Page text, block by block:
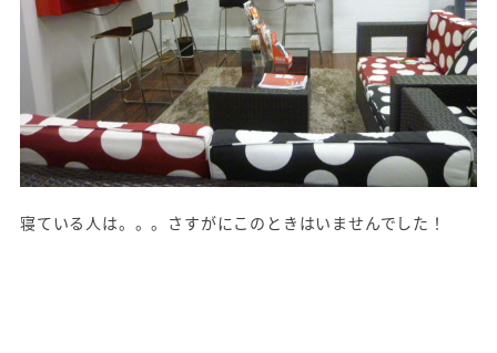
寝ている人は。。。さすがにこのときはいませんでした！